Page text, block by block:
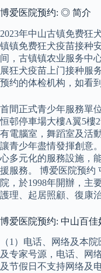
博爱医院预约: ◎ 简介
2023年中山古镇免费狂
镇镇免费狂犬疫苗接种
间，古镇镇农业服务中
展狂犬疫苗上门接种服
预约的体检机构，如看
首間正式青少年服務單
恒邨停車場大樓A翼5樓
有電腦室，舞蹈室及活
讓青少年盡情發揮創意
心多元化的服務設施，
援服務。 博爱医院预约
院，於1998年開辦，主
護理、起居照顧、復康
博爱医院预约: 中山百
（1）电话、网络及本
及专家号源，电话、网
及节假日不支持网络及